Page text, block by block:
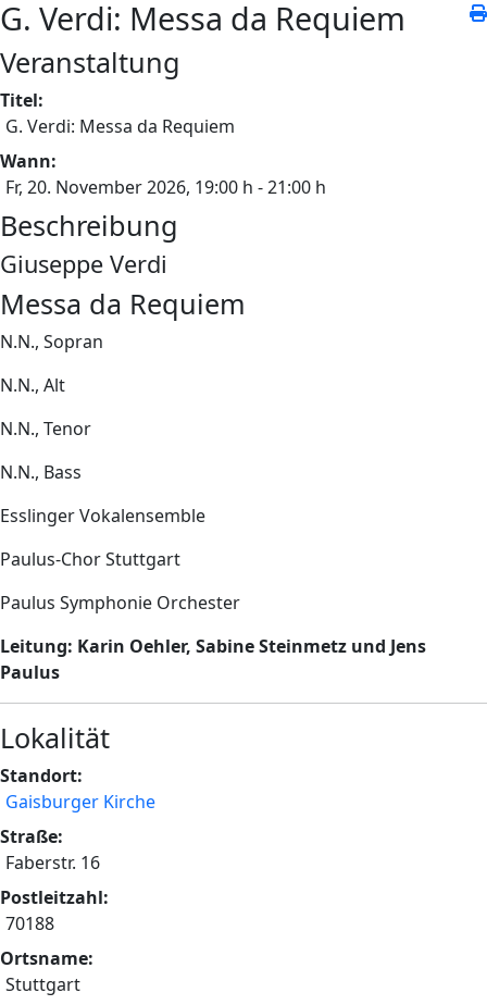
G. Verdi: Messa da Requiem
Veranstaltung
Titel:
G. Verdi: Messa da Requiem
Wann:
Fr, 20. November 2026, 19:00 h -21:00 h
Beschreibung
Giuseppe Verdi
Messa da Requiem
N.N., Sopran
N.N., Alt
N.N., Tenor
N.N., Bass
Esslinger Vokalensemble
Paulus-Chor Stuttgart
Paulus Symphonie Orchester
Leitung: Karin Oehler, Sabine Steinmetz und Jens
Paulus
Lokalität
Standort:
Gaisburger Kirche
Straße:
Faberstr. 16
Postleitzahl:
70188
Ortsname:
Stuttgart